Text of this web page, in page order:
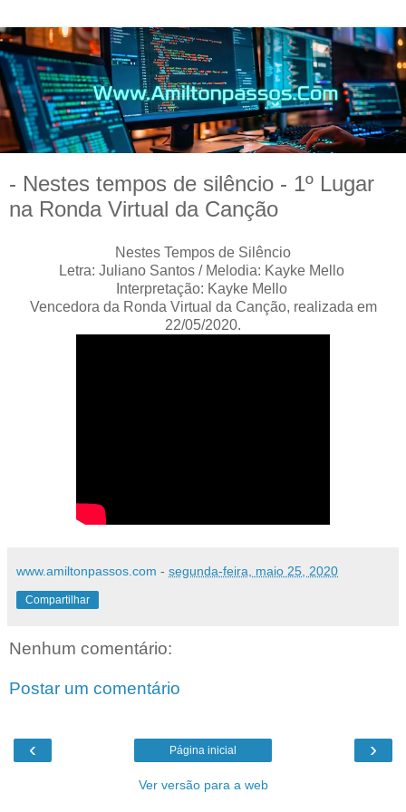
- Nestes tempos de silêncio - 1º Lugar
na Ronda Virtual da Canção
Nestes Tempos de Silêncio
Letra: Juliano Santos / Melodia: Kayke Mello
Interpretação: Kayke Mello
Vencedora da Ronda Virtual da Canção, realizada em
22/05/2020.
www.amiltonpassos.com - segunda-feira, maio 25, 2020
Compartilhar
Nenhum comentário:
Postar um comentário
‹ ›
Página inicial
Ver versão para a web